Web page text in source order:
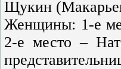
Щукин
Женщины: 1-е
2-е место –